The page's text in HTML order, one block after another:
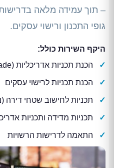
– תוך עמידה מלאה
גופי התכנון ורישוי עסקים.
היקף השירות כולל:
הכנת תכניות אדריכליות (AS-Made)
הכנת תכניות לרישוי עסקים
תכניות לחישוב שטחי דירה
תכניות מדידה ותכניות
התאמה לדרישות הרשויות